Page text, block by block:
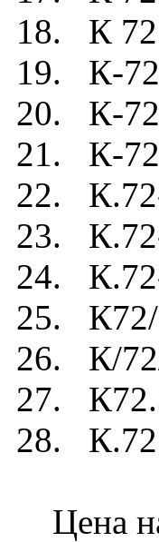
18. К
19. К-
20. К-
21. К-
22.
23.
24.
25. К72/
26. К/
27.
28.
Цена